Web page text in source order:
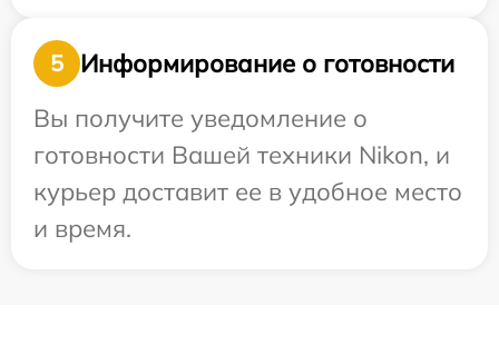
5
Информирование о готовности
Вы получите уведомление о
готовности Вашей техники Nikon, и
курьер доставит ее в удобное место
и время.